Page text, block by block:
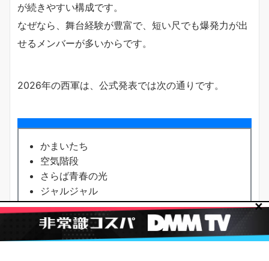
が続きやすい構成です。
なぜなら、舞台経験が豊富で、短い尺でも爆発力が出
せるメンバーが多いからです。
2026年の西軍は、公式発表では次の通りです。
かまいたち
空気階段
さらば青春の光
ジャルジャル
とろサーモン
博多華丸・大吉
バッテリィズ
✕